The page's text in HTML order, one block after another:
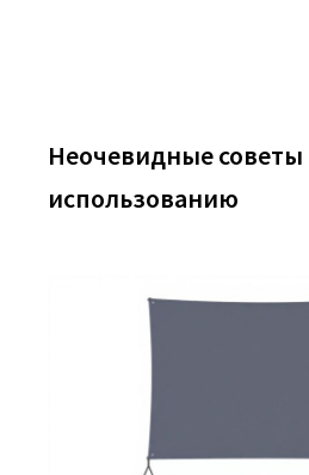
Неочевидные советы
использованию